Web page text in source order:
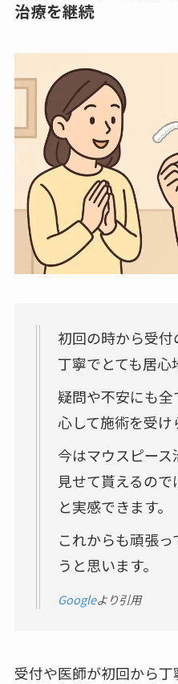
治療を継続
初回の時から受
丁寧でとても居心
疑問や不安にも
心して施術を受け
今はマウスピー
見せて貰えるの
と実感できます。
これからも頑張
うと思います。
Googleより引用
受付や医師が初回から